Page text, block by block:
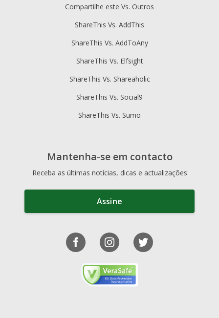
Compartilhe este Vs. Outros
ShareThis Vs. AddThis
ShareThis Vs. AddToAny
ShareThis Vs. Elfsight
ShareThis Vs. Shareaholic
ShareThis Vs. Social9
ShareThis Vs. Sumo
Mantenha-se em contacto
Receba as últimas notícias, dicas e actualizações
Assine